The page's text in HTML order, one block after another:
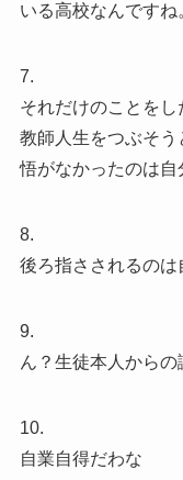
いる高校なんですね
7.
それだけのことを
教師人生をつぶそ
悟がなかったのは自
8.
後ろ指さされるのは
9.
ん？生徒本人からの
10.
自業自得だわな